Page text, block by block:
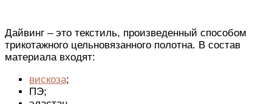
Дайвинг – это текстиль, произведенный способом
трикотажного цельновязанного полотна. В состав
материала входят:
вискоза;
ПЭ;